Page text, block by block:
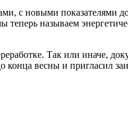
с новыми показателями
называем
Так или иначе,
конца весны и пригласил